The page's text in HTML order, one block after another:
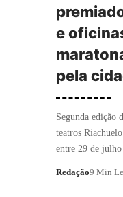
e
pela
Segunda edição
teatros
entre 29 de
Redação9 Min